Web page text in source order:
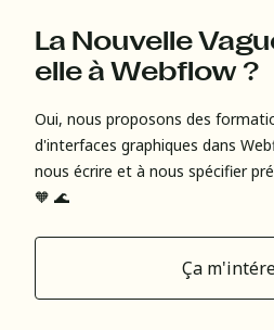
La Nouvelle
elle à Webflow ?
Oui, nous proposons des
d'interfaces graphiques dans
nous écrire et à nous spécifier
🧡 🌊
Ça